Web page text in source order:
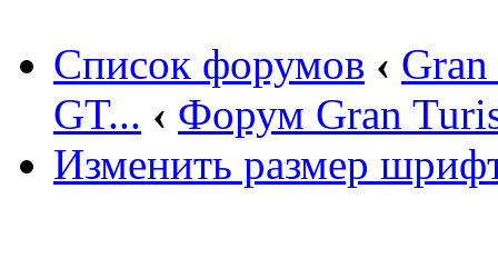
Список форумов ‹
GT... ‹ Форум Gran
Изменить размер